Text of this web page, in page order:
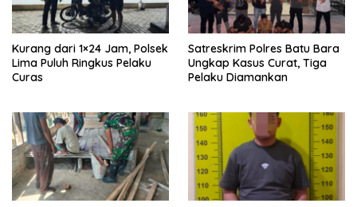
Kurang dari 1×24 Jam, Polsek
Lima Puluh Ringkus Pelaku
Curas
Satreskrim Polres Batu Bara
Ungkap Kasus Curat, Tiga
Pelaku Diamankan